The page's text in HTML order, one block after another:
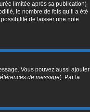
limitée après sa publication)
le nombre de fois qu’il a été
de laisser une note
Vous pouvez aussi ajouter
de message). Par la